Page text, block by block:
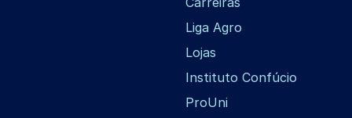
Liga Agro
Lojas
Instituto Confúcio
ProUni